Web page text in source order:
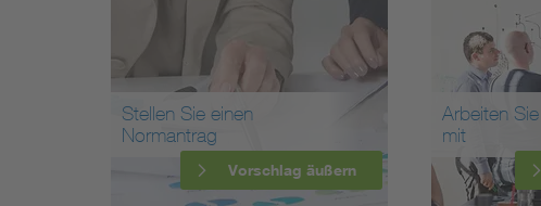
Stellen Sie einen
Normantrag
Vorschlag äußern
Arbeiten
mit